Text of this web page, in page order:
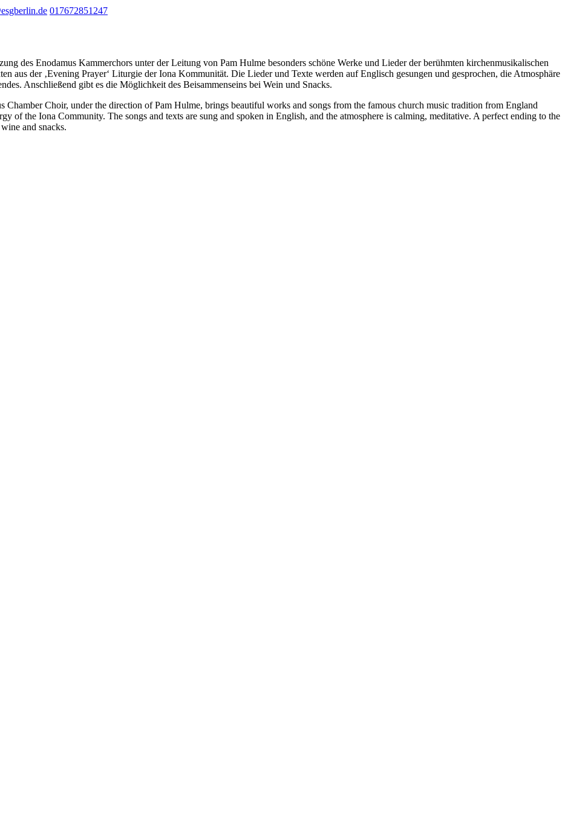
017672851247
des Enodamus Kammerchors unter der Leitung von Pam Hulme besonders schöne Werke und Lieder der berühmten kirchenmusikalischen
aus der ‚Evening Prayer‘ Liturgie der Iona Kommunität. Die Lieder und Texte werden auf Englisch gesungen und gesprochen, die Atmosphäre
Anschließend gibt es die Möglichkeit des Beisammenseins bei Wein und Snacks.
Chamber Choir, under the direction of Pam Hulme, brings beautiful works and songs from the famous church music tradition from England
of the Iona Community. The songs and texts are sung and spoken in English, and the atmosphere is calming, meditative. A perfect ending to the
and snacks.